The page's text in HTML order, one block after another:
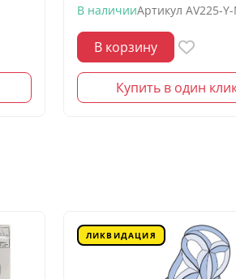
В наличииАртикул AV225-
В корзину
Купить в один
ЛИКВИДАЦИЯ